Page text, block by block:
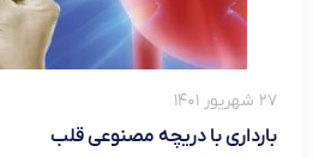
۲۷ شهریور ۱۴۰۱
بارداری با دریچه مصنوعی قلب